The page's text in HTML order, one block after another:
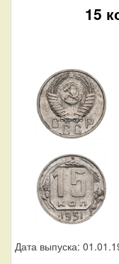
15
Дата выпуска: